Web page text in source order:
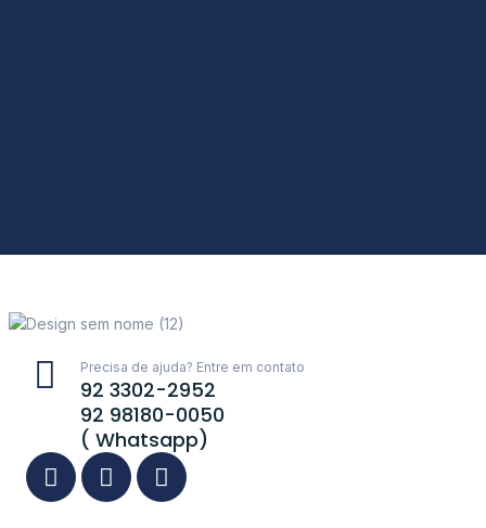
Precisa de ajuda? Entre em contato
92 3302-2952
92 98180-0050
( Whatsapp)